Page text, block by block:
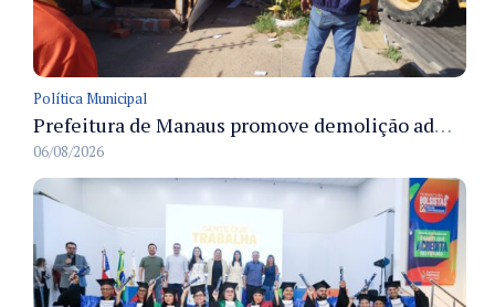
Política Municipal
Prefeitura de Manaus promove demolição administrativa de cinco estruturas que ocupavam calçada pública
06/08/2026